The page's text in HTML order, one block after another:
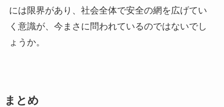
には限界があり、社会全体で安全の網を広げてい
く意識が、今まさに問われているのではないでし
ょうか。
まとめ